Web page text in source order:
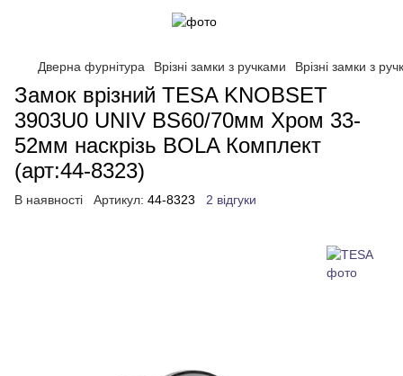
Дверна фурнітура Врізні замки з ручками Врізні замки з
Замок врізний TESA KNOBSET
3903U0 UNIV BS60/70мм Хром 33-
52мм наскрізь BOLA Комплект
(арт:44-8323)
В наявності Артикул: 44-8323 2 відгуки